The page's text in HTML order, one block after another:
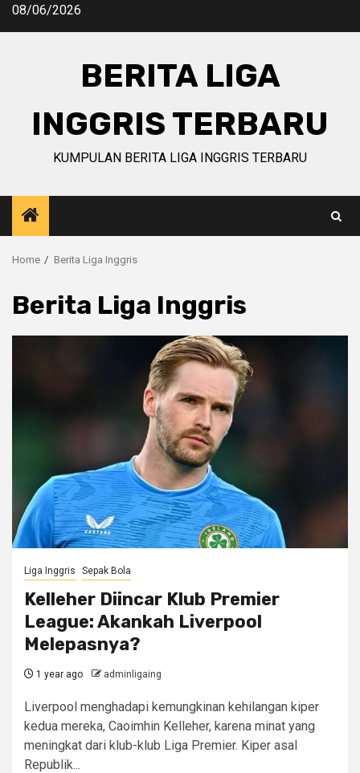
Skip08/06/2026
BERITA LIGA
INGGRIS TERBARU
KUMPULAN BERITA LIGA INGGRIS TERBARU
Home Berita Liga Inggris
Berita Liga Inggris
Liga Inggris Sepak Bola
Kelleher Diincar Klub Premier
League: Akankah Liverpool
Melepasnya?
1 year ago adminligaing
Liverpool menghadapi kemungkinan kehilangan kiper
kedua mereka, Caoimhin Kelleher, karena minat yang
meningkat dari klub-klub Liga Premier. Kiper asal
Republik...